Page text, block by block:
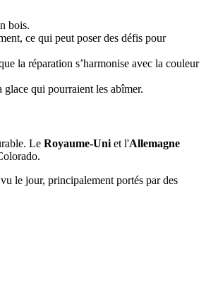
bois.
ce qui peut poser des défis pour
la réparation s’harmonise avec la couleur
qui pourraient les abîmer.
Le Royaume-Uni et l'Allemagne
le jour, principalement portés par des